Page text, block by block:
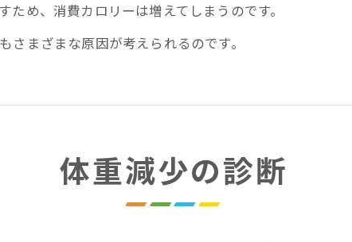
め、消費カロリーは増えてしまうのです。
まざまな原因が考えられるのです。
体重減少の診断